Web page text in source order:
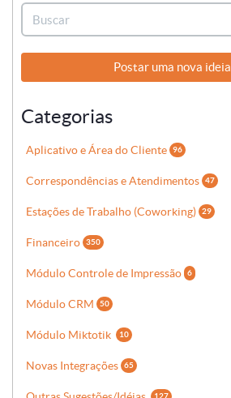
Postar uma nova ideia
Categorias
Aplicativo e Área do Cliente 96
Correspondências e Atendimentos 47
Estações de Trabalho (Coworking) 29
Financeiro 350
Módulo Controle de Impressão 6
Módulo CRM 50
Módulo Miktotik 10
Novas Integrações 65
127